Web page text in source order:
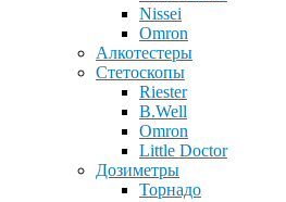
Nissei
Omron
Алкотестеры
Стетоскопы
Riester
B.Well
Omron
Little Doctor
Дозиметры
Торнадо